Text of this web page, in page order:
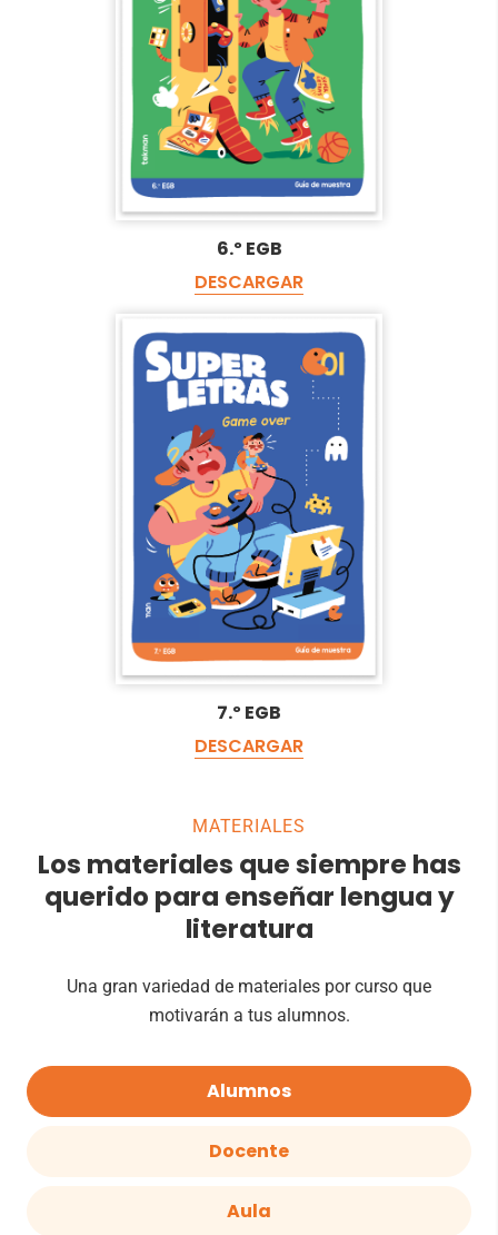
6.º EGB
DESCARGAR
7.º EGB
DESCARGAR
MATERIALES
Los materiales que siempre has
querido para enseñar lengua y
literatura
Una gran variedad de materiales por curso que
motivarán a tus alumnos.
Alumnos
Docente
Aula